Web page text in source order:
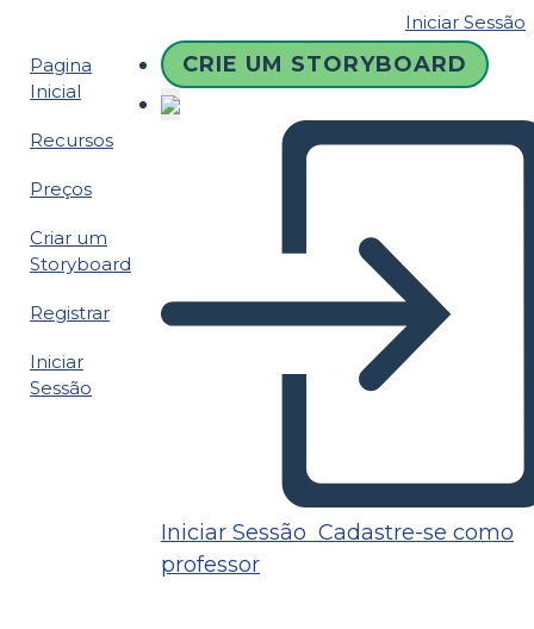
Iniciar Sessão
Pagina
Inicial
Recursos
Preços
Criar um
Storyboard
Registrar
Iniciar
Sessão
CRIE UM STORYBOARD
Iniciar Sessão Cadastre-se como
professor